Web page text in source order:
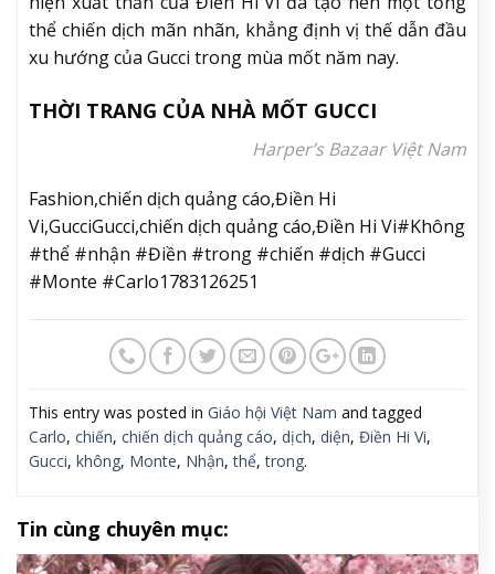
ẢNH: GUCCI
Đôi cao gót Boulevard pump gây choáng ngợp với
chi tiết hàm thiếc ngựa (Horsebit) cỡ đại, sóng đôi
cùng những đôi giày lười (loafer) có phần gót gập
cắt xẻ (cut-out) táo bạo.